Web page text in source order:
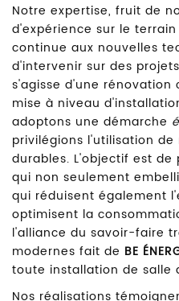
Notre expertise, fruit de
d'expérience sur le
continue aux nouvelles
d'intervenir sur des
s'agisse d'une rénovation
mise à niveau
adoptons une démarche
privilégions l'utilisation
durables. L'objectif est
qui non seulement
qui réduisent également
optimisent la
l'alliance du savoir-faire
modernes fait de BE
toute installation de salle
Nos réalisations